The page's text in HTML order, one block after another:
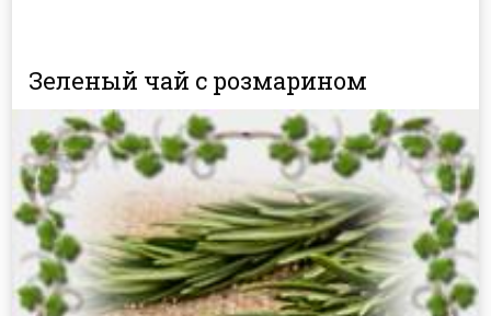
Зеленый чай с розмарином